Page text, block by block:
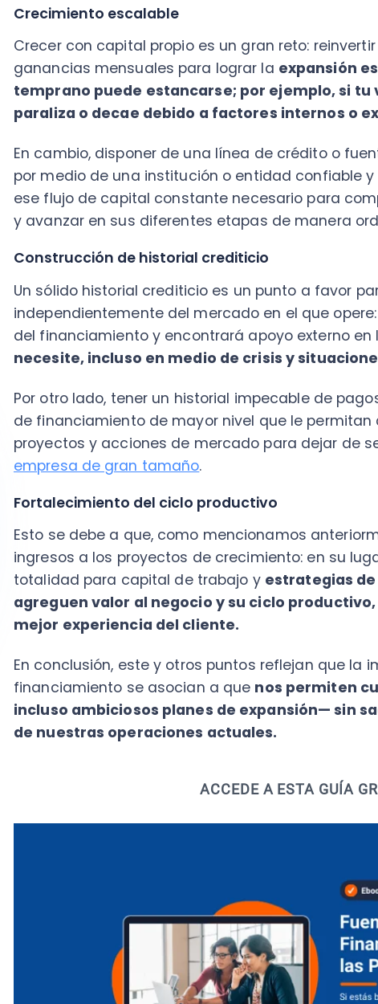
ese flujo de capital constante necesario para
Construcción de historial crediticio
Un sólido historial crediticio es un punto a favor para
independientemente del mercado en el que opere: así,
necesite, incluso en medio de crisis y situaciones de
Por otro lado, tener un historial impecable de pagos
de financiamiento de mayor nivel que le permitan a tu
proyectos y acciones de mercado para dejar de ser una
empresa de gran tamaño.
Fortalecimiento del ciclo productivo
Esto se debe a que, como mencionamos
ingresos a los proyectos de crecimiento: en su lugar,
totalidad para capital de trabajo y estrategias de
mejor experiencia del cliente.
En conclusión, este y otros puntos reflejan que la
financiamiento se asocian a que
nos permiten
incluso ambiciosos planes de expansión— sin
de nuestras operaciones actuales.